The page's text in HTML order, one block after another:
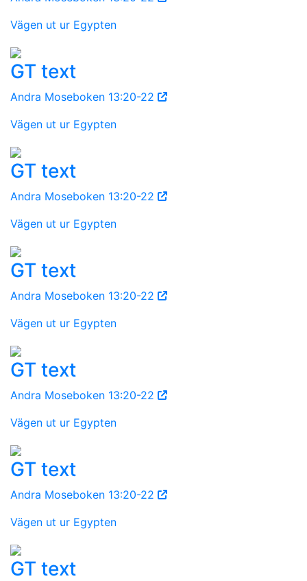
Vägen ut ur Egypten
GT text
Andra Moseboken 13:20-22
Vägen ut ur Egypten
GT text
Andra Moseboken 13:20-22
Vägen ut ur Egypten
GT text
Andra Moseboken 13:20-22
Vägen ut ur Egypten
GT text
Andra Moseboken 13:20-22
Vägen ut ur Egypten
GT text
Andra Moseboken 13:20-22
Vägen ut ur Egypten
GT text